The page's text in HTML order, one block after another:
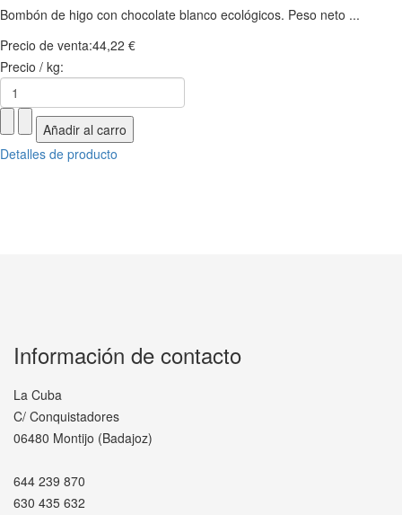
Bombón de higo con chocolate blanco ecológicos. Peso neto ...
Precio de venta:44,22 €
Precio / kg:
Detalles de producto
Información de contacto
La Cuba
C/ Conquistadores
06480 Montijo (Badajoz)
644 239 870
630 435 632